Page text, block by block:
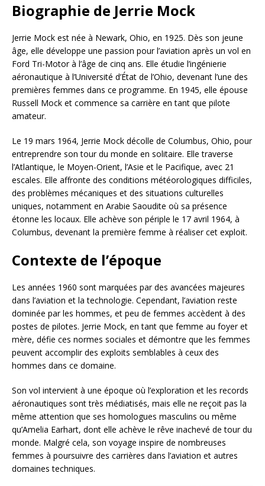
Biographie de Jerrie Mock
Jerrie Mock est née à Newark, Ohio, en 1925. Dès son jeune
âge, elle développe une passion pour l’aviation après un vol en
Ford Tri-Motor à l’âge de cinq ans. Elle étudie l’ingénierie
aéronautique à l’Université d’État de l’Ohio, devenant l’une des
premières femmes dans ce programme. En 1945, elle épouse
Russell Mock et commence sa carrière en tant que pilote
amateur.
Le 19 mars 1964, Jerrie Mock décolle de Columbus, Ohio, pour
entreprendre son tour du monde en solitaire. Elle traverse
l’Atlantique, le Moyen-Orient, l’Asie et le Pacifique, avec 21
escales. Elle affronte des conditions météorologiques difficiles,
des problèmes mécaniques et des situations culturelles
uniques, notamment en Arabie Saoudite où sa présence
étonne les locaux. Elle achève son périple le 17 avril 1964, à
Columbus, devenant la première femme à réaliser cet exploit.
Contexte de l’époque
Les années 1960 sont marquées par des avancées majeures
dans l’aviation et la technologie. Cependant, l’aviation reste
dominée par les hommes, et peu de femmes accèdent à des
postes de pilotes. Jerrie Mock, en tant que femme au foyer et
mère, défie ces normes sociales et démontre que les femmes
peuvent accomplir des exploits semblables à ceux des
hommes dans ce domaine.
Son vol intervient à une époque où l’exploration et les records
aéronautiques sont très médiatisés, mais elle ne reçoit pas la
même attention que ses homologues masculins ou même
qu’Amelia Earhart, dont elle achève le rêve inachevé de tour du
monde. Malgré cela, son voyage inspire de nombreuses
femmes à poursuivre des carrières dans l’aviation et autres
domaines techniques.